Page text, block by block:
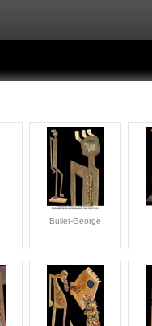
Bullet-George